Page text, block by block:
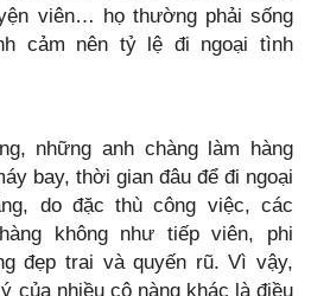
viên… họ thường phải sống
cảm nên tỷ lệ đi ngoại tình
những anh chàng làm hàng
bay, thời gian đâu để đi ngoại
do đặc thù công việc, các
không như tiếp viên, phi
đẹp trai và quyến rũ. Vì vậy,
của nhiều cô nàng khác là điều